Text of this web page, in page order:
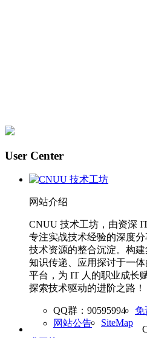
User Center
网站介绍
CNUU 技术工坊，由资深
专注实战技术经验的深度
技术资源的整合沉淀。构建
知识传递、应用探讨于一
平台，为 IT 人的职业成长
探索技术驱动的进阶之路！
QQ群：90595994 免
网站公告
SiteMap